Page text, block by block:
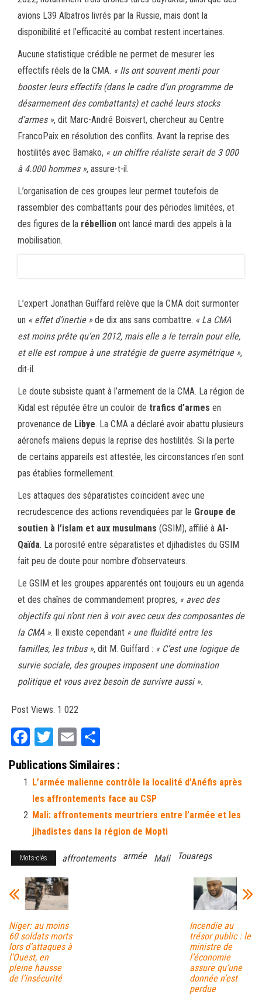
avions L39 Albatros livrés par la Russie, mais dont la
disponibilité et l’efficacité au combat restent incertaines.
Aucune statistique crédible ne permet de mesurer les
effectifs réels de la CMA. « Ils ont souvent menti pour
booster leurs effectifs (dans le cadre d’un programme de
désarmement des combattants) et caché leurs stocks
d’armes », dit Marc-André Boisvert, chercheur au Centre
FrancoPaix en résolution des conflits. Avant la reprise des
hostilités avec Bamako, « un chiffre réaliste serait de 3 000
à 4.000 hommes », assure-t-il.
L’organisation de ces groupes leur permet toutefois de
rassembler des combattants pour des périodes limitées, et
des figures de la rébellion ont lancé mardi des appels à la
mobilisation.
L’expert Jonathan Guiffard relève que la CMA doit surmonter
un « effet d’inertie » de dix ans sans combattre. « La CMA
est moins prête qu’en 2012, mais elle a le terrain pour elle,
et elle est rompue à une stratégie de guerre asymétrique »,
dit-il.
Le doute subsiste quant à l’armement de la CMA. La région de
Kidal est réputée être un couloir de trafics d’armes en
provenance de Libye. La CMA a déclaré avoir abattu plusieurs
aéronefs maliens depuis la reprise des hostilités. Si la perte
de certains appareils est attestée, les circonstances n’en sont
pas établies formellement.
Les attaques des séparatistes coïncident avec une
recrudescence des actions revendiquées par le Groupe de
soutien à l’islam et aux musulmans (GSIM), affilié à Al-
Qaïda. La porosité entre séparatistes et djihadistes du GSIM
fait peu de doute pour nombre d’observateurs.
Le GSIM et les groupes apparentés ont toujours eu un agenda
et des chaînes de commandement propres, « avec des
objectifs qui n’ont rien à voir avec ceux des composantes de
la CMA ». Il existe cependant « une fluidité entre les
familles, les tribus », dit M. Guiffard : « C’est une logique de
survie sociale, des groupes imposent une domination
politique et vous avez besoin de survivre aussi ».
Post Views: 1 022
Fa
ce
bo
ok
T
tt
er
E
m
ail ag
er
Publications Similaires :
L’armée malienne contrôle la localité d’Anéfis après
les affrontements face au CSP
Mali: affrontements meurtriers entre l’armée et les
jihadistes dans la région de Mopti
Mots-clés affrontements armée Mali Touaregs
Niger: au moins
60 soldats morts
lors d’attaques à
l’Ouest, en
pleine hausse
de l’insécurité
Incendie au
trésor public : le
ministre de
l’économie
assure qu’une
donnée n’est
perdue